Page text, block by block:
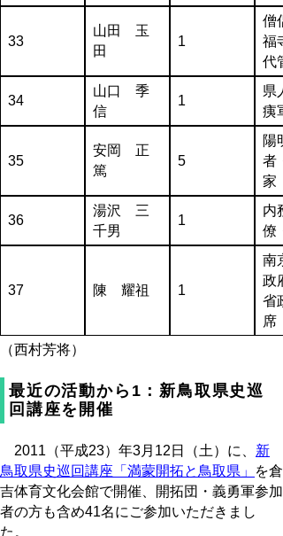
33
山田 玉
田
1
僧
福
代
34
山口 季
信
1
県
痍
35
安岡 正
篤
5
陽
者
家
36
湯沢 三
千男
1
内
僚
37 陳 耀祖 1
南
政
省
席
（西村芳将）
最近の活動から1：新鳥取県史巡
回講座を開催
2011（平成23）年3月12日（土）に、 新
鳥取県史巡回講座「満蒙開拓と鳥取県」
を倉
吉体育文化会館で開催、開拓団・義勇軍参加
者の方も含め41名にご参加いただきまし
た。